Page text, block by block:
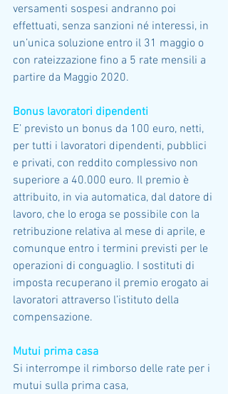
versamenti sospesi andranno poi
effettuati, senza sanzioni né interessi, in
un’unica soluzione entro il 31 maggio o
con rateizzazione fino a 5 rate mensili a
partire da Maggio 2020.
Bonus lavoratori dipendenti
E’ previsto un bonus da 100 euro, netti,
per tutti i lavoratori dipendenti, pubblici
e privati, con reddito complessivo non
superiore a 40.000 euro. Il premio è
attribuito, in via automatica, dal datore di
lavoro, che lo eroga se possibile con la
retribuzione relativa al mese di aprile, e
comunque entro i termini previsti per le
operazioni di conguaglio. I sostituti di
imposta recuperano il premio erogato ai
lavoratori attraverso l’istituto della
compensazione.
Mutui prima casa
Si interrompe il rimborso delle rate per i
mutui sulla prima casa,